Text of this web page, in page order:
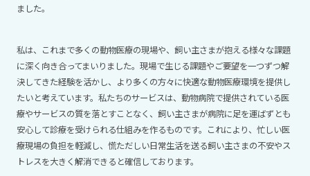
ました。
私は、これまで多くの動物医療の現場や、飼い主さまが抱える様々な課題
に深く向き合ってまいりました。現場で生じる課題やご要望を一つずつ解
決してきた経験を活かし、より多くの方々に快適な動物医療環境を提供し
たいと考えています。私たちのサービスは、動物病院で提供されている医
療やサービスの質を落とすことなく、飼い主さまが病院に足を運ばずとも
安心して診療を受けられる仕組みを作るものです。これにより、忙しい医
療現場の負担を軽減し、慌ただしい日常生活を送る飼い主さまの不安やス
トレスを大きく解消できると確信しております。